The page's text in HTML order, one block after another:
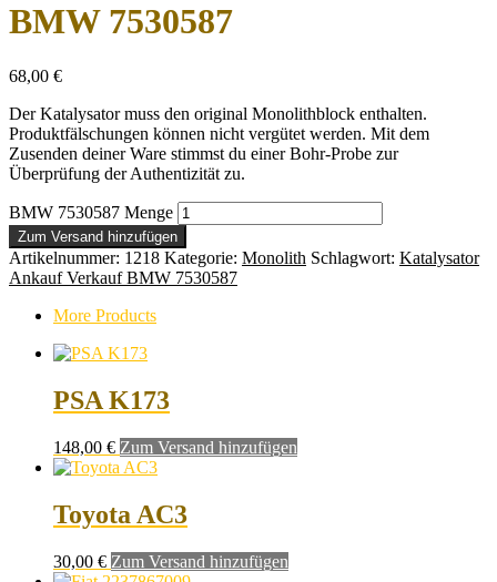
BMW 7530587
68,00 €
Der Katalysator muss den original Monolithblock enthalten.
Produktfälschungen können nicht vergütet werden. Mit dem
Zusenden deiner Ware stimmst du einer Bohr-Probe zur
Überprüfung der Authentizität zu.
BMW 7530587 Menge
Zum Versand hinzufügen
Artikelnummer: 1218 Kategorie: Monolith Schlagwort: Katalysator
Ankauf Verkauf BMW 7530587
More Products
PSA K173
148,00 € Zum Versand hinzufügen
Toyota AC3
30,00 € Zum Versand hinzufügen